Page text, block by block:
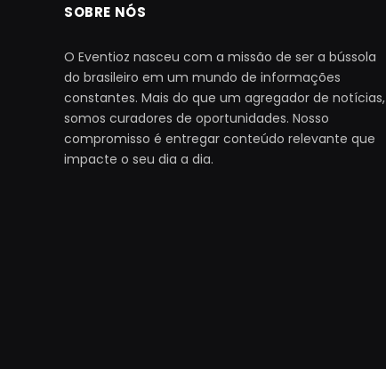
SOBRE NÓS
O Eventioz nasceu com a missão de ser a bússola
do brasileiro em um mundo de informações
constantes. Mais do que um agregador de notícias,
somos curadores de oportunidades. Nosso
compromisso é entregar conteúdo relevante que
impacte o seu dia a dia.